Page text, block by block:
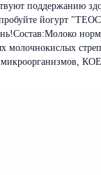
поддержанию
йогурт
молочнокислых